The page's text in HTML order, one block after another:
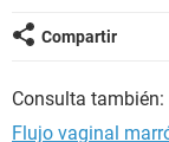
Compartir
Consulta también:
Flujo vaginal